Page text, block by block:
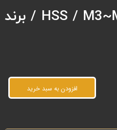
جعبه حدیده HSS / M3~M12 / برند
افزودن به سبد خرید